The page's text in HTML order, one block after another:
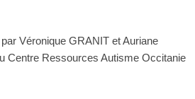
Véronique GRANIT et Auriane
Centre Ressources Autisme Occitanie